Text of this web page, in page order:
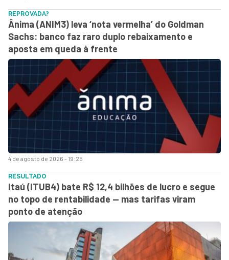
4 de agosto de 2026 - 19:25
REPROVADA?
Ânima (ANIM3) leva ‘nota vermelha’ do Goldman
Sachs: banco faz raro duplo rebaixamento e
aposta em queda à frente
RESULTADO
Itaú (ITUB4) bate R$ 12,4 bilhões de lucro e segue
no topo de rentabilidade — mas tarifas viram
ponto de atenção